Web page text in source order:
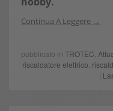
Continua A Leggere
pubblicato in TROTEC
riscaldatore elettrico
|